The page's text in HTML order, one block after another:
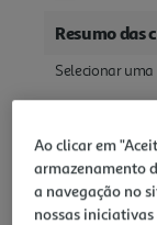
Ao clicar em
armazenamento
a navegação no
nossas